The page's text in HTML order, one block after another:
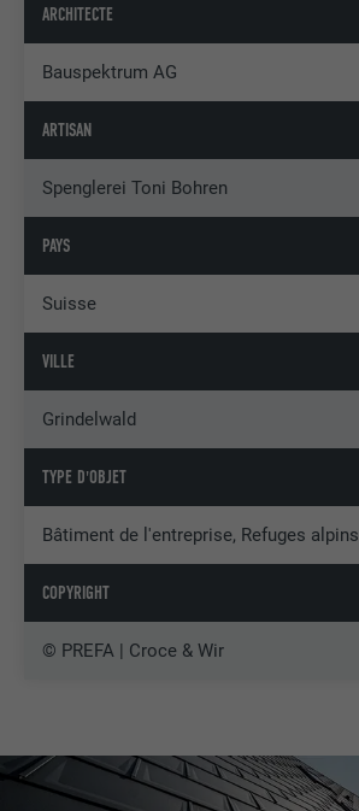
ARCHITECTE
Bauspektrum AG
ARTISAN
Spenglerei Toni Bohren
PAYS
Suisse
VILLE
Grindelwald
TYPE D'OBJET
Bâtiment de l'entreprise, Refuges alpins
COPYRIGHT
© PREFA | Croce & Wir